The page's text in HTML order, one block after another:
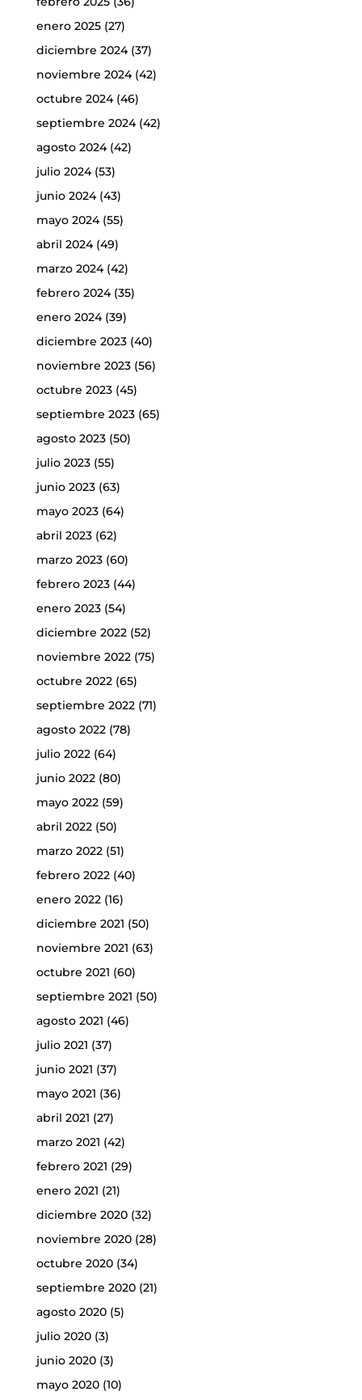
enero 2025(27)
diciembre 2024(37)
noviembre 2024(42)
octubre 2024(46)
septiembre 2024(42)
agosto 2024(42)
julio 2024(53)
junio 2024(43)
mayo 2024(55)
abril 2024(49)
marzo 2024(42)
febrero 2024(35)
enero 2024(39)
diciembre 2023(40)
noviembre 2023(56)
octubre 2023(45)
septiembre 2023(65)
agosto 2023(50)
julio 2023(55)
junio 2023(63)
mayo 2023(64)
abril 2023(62)
marzo 2023(60)
febrero 2023(44)
enero 2023(54)
diciembre 2022(52)
noviembre 2022(75)
octubre 2022(65)
septiembre 2022(71)
agosto 2022(78)
julio 2022(64)
junio 2022(80)
mayo 2022(59)
abril 2022(50)
marzo 2022(51)
febrero 2022(40)
enero 2022(16)
diciembre 2021 (50)
noviembre 2021 (63)
octubre 2021 (60)
septiembre 2021 (50)
agosto 2021 (46)
julio 2021 (37)
junio 2021 (37)
mayo 2021 (36)
abril 2021 (27)
marzo 2021 (42)
febrero 2021 (29)
enero 2021 (21)
diciembre 2020(32)
noviembre 2020(28)
octubre 2020(34)
septiembre 2020(21)
agosto 2020(5)
julio 2020(3)
junio 2020(3)
mayo 2020(10)